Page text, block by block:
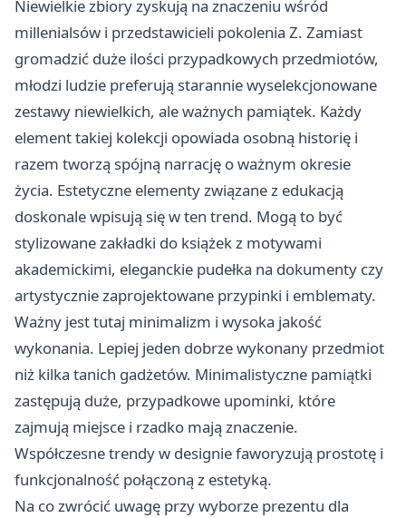
Niewielkie zbiory zyskują na znaczeniu wśród
millenialsów i przedstawicieli pokolenia Z. Zamiast
gromadzić duże ilości przypadkowych przedmiotów,
młodzi ludzie preferują starannie wyselekcjonowane
zestawy niewielkich, ale ważnych pamiątek. Każdy
element takiej kolekcji opowiada osobną historię i
razem tworzą spójną narrację o ważnym okresie
życia. Estetyczne elementy związane z edukacją
doskonale wpisują się w ten trend. Mogą to być
stylizowane zakładki do książek z motywami
akademickimi, eleganckie pudełka na dokumenty czy
artystycznie zaprojektowane przypinki i emblematy.
Ważny jest tutaj minimalizm i wysoka jakość
wykonania. Lepiej jeden dobrze wykonany przedmiot
niż kilka tanich gadżetów. Minimalistyczne pamiątki
zastępują duże, przypadkowe upominki, które
zajmują miejsce i rzadko mają znaczenie.
Współczesne trendy w designie faworyzują prostotę i
funkcjonalność połączoną z estetyką.
Na co zwrócić uwagę przy wyborze prezentu dla